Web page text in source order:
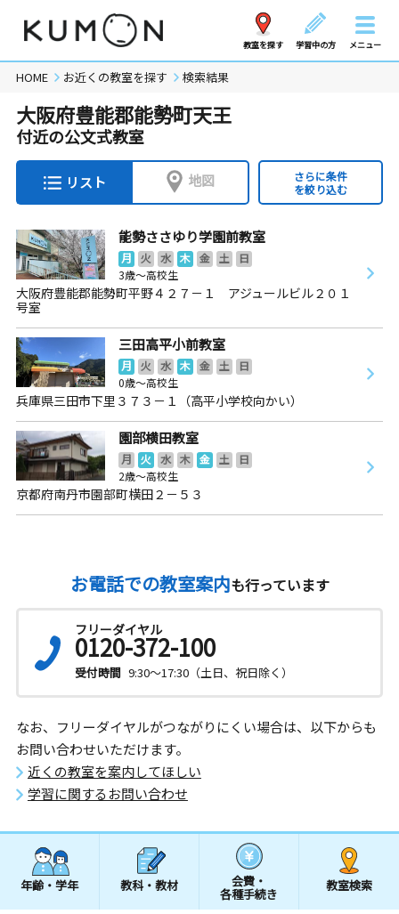
教室を探す 学習中の方 メニュー
HOME お近くの教室を探す 検索結果
大阪府豊能郡能勢町天王
付近の公文式教室
リスト 地図
さらに条件
を絞り込む
能勢ささゆり学園前教室
月 火 水 木 金 土
日
3歳～高校生
大阪府豊能郡能勢町平野４２７－１ アジュールビル２０１
号室
三田高平小前教室
月 火 水 木 金 土
日
0歳～高校生
兵庫県三田市下里３７３－１（高平小学校向かい）
園部横田教室
月 火 水 木 金 土
日
2歳～高校生
京都府南丹市園部町横田２－５３
お電話での教室案内も行っています
フリーダイヤル
0120-372-100
受付時間 9:30～17:30（土日、祝日除く）
なお、フリーダイヤルがつながりにくい場合は、以下からも
お問い合わせいただけます。
近くの教室を案内してほしい
学習に関するお問い合わせ
年齢・学年 教科・教材 会費・
各種手続き
教室検索